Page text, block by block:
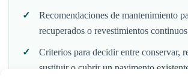
Recomendaciones de mantenimiento
recuperados o revestimientos
Criterios para decidir entre conservar,
sustituir o cubrir un pavimento